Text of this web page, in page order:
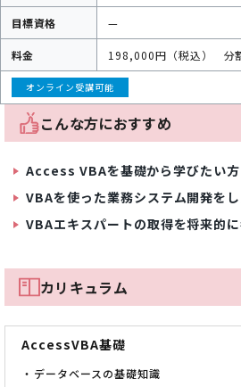
目標資格 —
料金 198,000円（税込） 分
オンライン受講可能
こんな方におすすめ
Access VBAを基礎から学びたい方
VBAを使った業務システム開発を
VBAエキスパートの取得を将来的
カリキュラム
AccessVBA基礎
データベースの基礎知識